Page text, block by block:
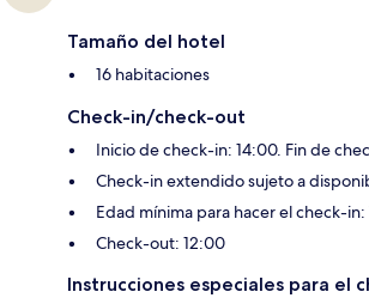
Tamaño del hotel
16 habitaciones
Check-in/check-out
Inicio de check-in: 14:00. Fin de
Check-in extendido sujeto a
Edad mínima para hacer el check-in:
Check-out: 12:00
Instrucciones especiales para el